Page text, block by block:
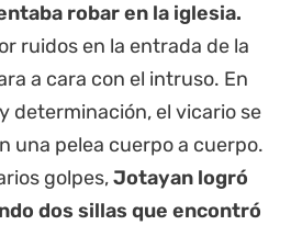
robar en la iglesia.
ruidos en la entrada de la
a cara con el intruso. En
determinación, el vicario se
una pelea cuerpo a cuerpo.
golpes,Jotayan logró
dos sillas que encontró